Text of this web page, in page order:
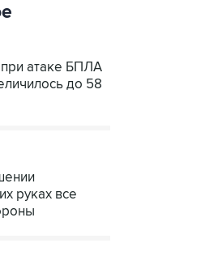
атаке БПЛА
до 58
руках все